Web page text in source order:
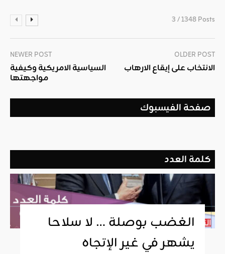
3 / 1348 Posts
NEWER POST
السياسية الامريكية وكيفية
مواجهتها
OLDER POST
الانتخاب على إيقاع الارهاب
صفحة الفيسبوك
كلمة العدد
الغضب بوصلة … لا سلاحا
يشهر في غير الإتجاه